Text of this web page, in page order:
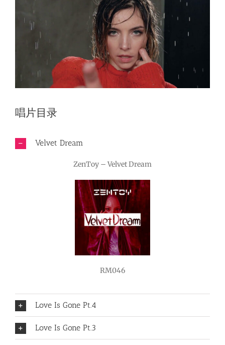
唱片目录
Velvet Dream
ZenToy – Velvet Dream
RM046
Love Is Gone Pt.4
Love Is Gone Pt.3